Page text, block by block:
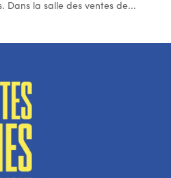
Dans la salle des ventes de...